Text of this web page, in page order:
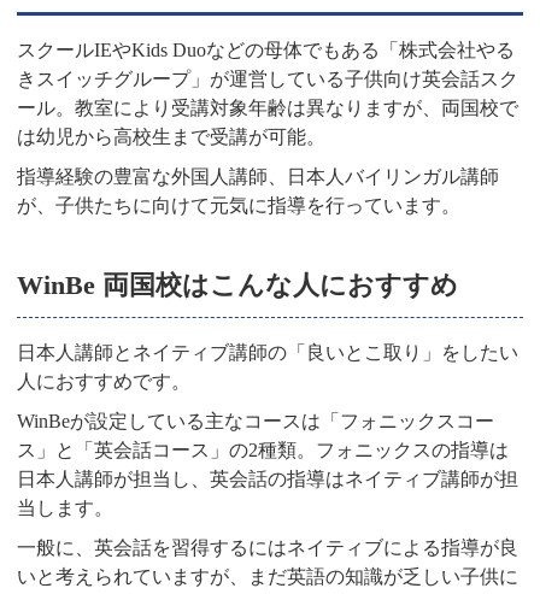
スクールIEやKids Duoなどの母体でもある「株式会社やる
きスイッチグループ」が運営している子供向け英会話スク
ール。教室により受講対象年齢は異なりますが、両国校で
は幼児から高校生まで受講が可能。
指導経験の豊富な外国人講師、日本人バイリンガル講師
が、子供たちに向けて元気に指導を行っています。
WinBe 両国校はこんな人におすすめ
日本人講師とネイティブ講師の「良いとこ取り」をしたい
人におすすめです。
WinBeが設定している主なコースは「フォニックスコー
ス」と「英会話コース」の2種類。フォニックスの指導は
日本人講師が担当し、英会話の指導はネイティブ講師が担
当します。
一般に、英会話を習得するにはネイティブによる指導が良
いと考えられていますが、まだ英語の知識が乏しい子供に